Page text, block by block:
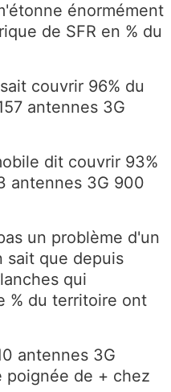
énormément
de SFR en % du
couvrir 96% du
antennes 3G
dit couvrir 93%
antennes 3G 900
un problème d'un
sait que depuis
qui
% du territoire ont
antennes 3G
poignée de + chez